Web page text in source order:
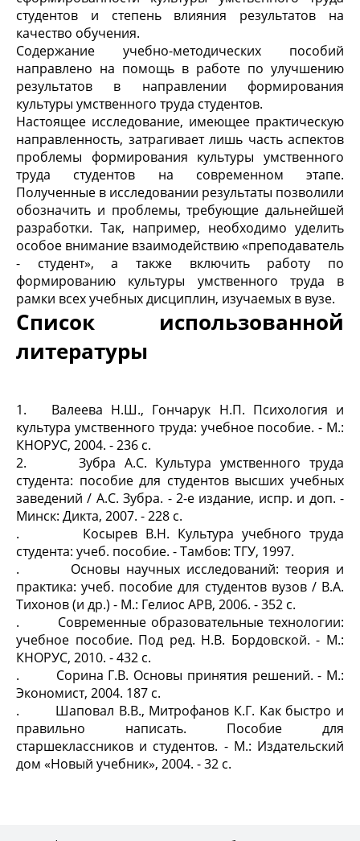
студентов и степень влияния результатов на
качество обучения.
Содержание учебно-методических пособий
направлено на помощь в работе по улучшению
результатов в направлении формирования
культуры умственного труда студентов.
Настоящее исследование, имеющее практическую
направленность, затрагивает лишь часть аспектов
проблемы формирования культуры умственного
труда студентов на современном этапе.
Полученные в исследовании результаты позволили
обозначить и проблемы, требующие дальнейшей
разработки. Так, например, необходимо уделить
особое внимание взаимодействию «преподаватель
- студент», а также включить работу по
формированию культуры умственного труда в
рамки всех учебных дисциплин, изучаемых в вузе.
Список использованной
литературы
1. Валеева Н.Ш., Гончарук Н.П. Психология и
культура умственного труда: учебное пособие. - М.:
КНОРУС, 2004. - 236 с.
2. Зубра А.С. Культура умственного труда
студента: пособие для студентов высших учебных
заведений / А.С. Зубра. - 2-е издание, испр. и доп. -
Минск: Дикта, 2007. - 228 с.
. Косырев В.Н. Культура учебного труда
студента: учеб. пособие. - Тамбов: ТГУ, 1997.
. Основы научных исследований: теория и
практика: учеб. пособие для студентов вузов / В.А.
Тихонов (и др.) - М.: Гелиос АРВ, 2006. - 352 с.
. Современные образовательные технологии:
учебное пособие. Под ред. Н.В. Бордовской. - М.:
КНОРУС, 2010. - 432 с.
. Сорина Г.В. Основы принятия решений. - М.:
Экономист, 2004. 187 с.
. Шаповал В.В., Митрофанов К.Г. Как быстро и
правильно написать. Пособие для
старшеклассников и студентов. - М.: Издательский
дом «Новый учебник», 2004. - 32 с.